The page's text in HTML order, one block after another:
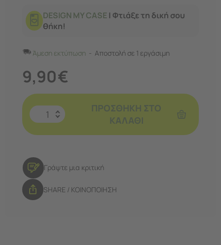
DESIGN MY CASE | Φτιάξε τη δική σου
θήκη!
Άμεση εκτύπωση Αποστολή σε 1 εργάσιμη
9,90€
ΠΡΟΣΘΉΚΗ ΣΤΟ
ΚΑΛΆΘΙ
Γράψτε μια κριτική
SHARE / ΚΟΙΝΟΠΟΙΗΣΗ